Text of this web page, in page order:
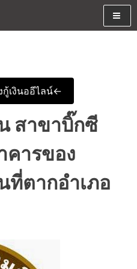
อพร้อมบัตรกด
ไฟแนนซ์ด้วย
เงินออีไลน์<-
สาขาบิ๊กซี
คารของ
ที่ตากอำเภอ